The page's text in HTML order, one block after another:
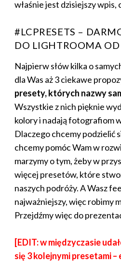
właśnie jest dzisiejszy
#LCPRESETS –
DO LIGHTROOMA OD
Najpierw słów kilka o
dla Was aż 3 ciekawe
presety, których nazwy
Wszystkie z nich pięknie
kolory i nadają fotografiom
Dlaczego chcemy podzielić
chcemy pomóc Wam w
marzymy o tym, żeby w
więcej presetów, które
naszych podróży. A Wasz
najważniejszy, więc robimy
Przejdźmy więc do
[EDIT: w międzyczasie
się 3 kolejnymi presetami